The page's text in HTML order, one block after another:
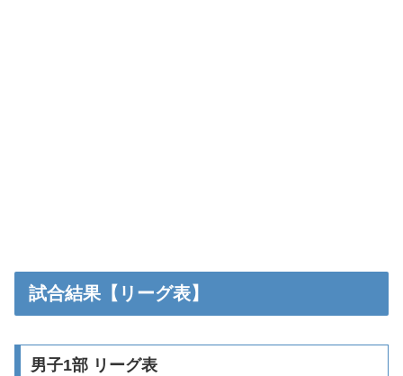
試合結果【リーグ表】
男子1部 リーグ表